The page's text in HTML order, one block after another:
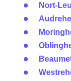
Nort-